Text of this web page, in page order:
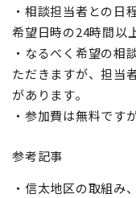
・相談担当者との日
希望日時の24時間以
・なるべく希望の相
ただきますが、担当
があります。
・参加費は無料です
参考記事
・信太地区の取組み